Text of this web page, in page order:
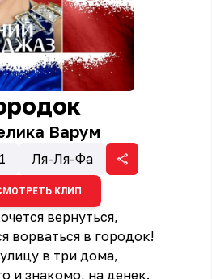
Варум
Ля-Ля-Фа
КЛИП
вернуться,
ворваться в городок!
в три дома,
и знакомо, на денек.